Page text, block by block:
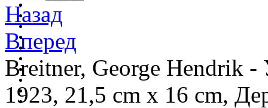
Назад
Вперед
Breitner, George Hendrik
1923, 21,5 cm x 16 cm,